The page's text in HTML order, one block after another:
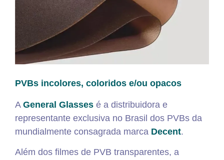
PVBs incolores, coloridos e/ou opacos
A General Glasses é a distribuidora e
representante exclusiva no Brasil dos PVBs da
mundialmente consagrada marca Decent.
Além dos filmes de PVB transparentes, a